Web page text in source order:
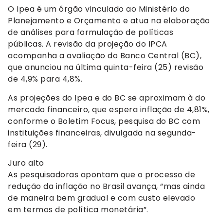
O Ipea é um órgão vinculado ao Ministério do
Planejamento e Orçamento e atua na elaboração
de análises para formulação de políticas
públicas. A revisão da projeção do IPCA
acompanha a avaliação do Banco Central (BC),
que anunciou na última quinta-feira (25) revisão
de 4,9% para 4,8%.
As projeções do Ipea e do BC se aproximam à do
mercado financeiro, que espera inflação de 4,81%,
conforme o Boletim Focus, pesquisa do BC com
instituições financeiras, divulgada na segunda-
feira (29).
Juro alto
As pesquisadoras apontam que o processo de
redução da inflação no Brasil avança, “mas ainda
de maneira bem gradual e com custo elevado
em termos de política monetária”.